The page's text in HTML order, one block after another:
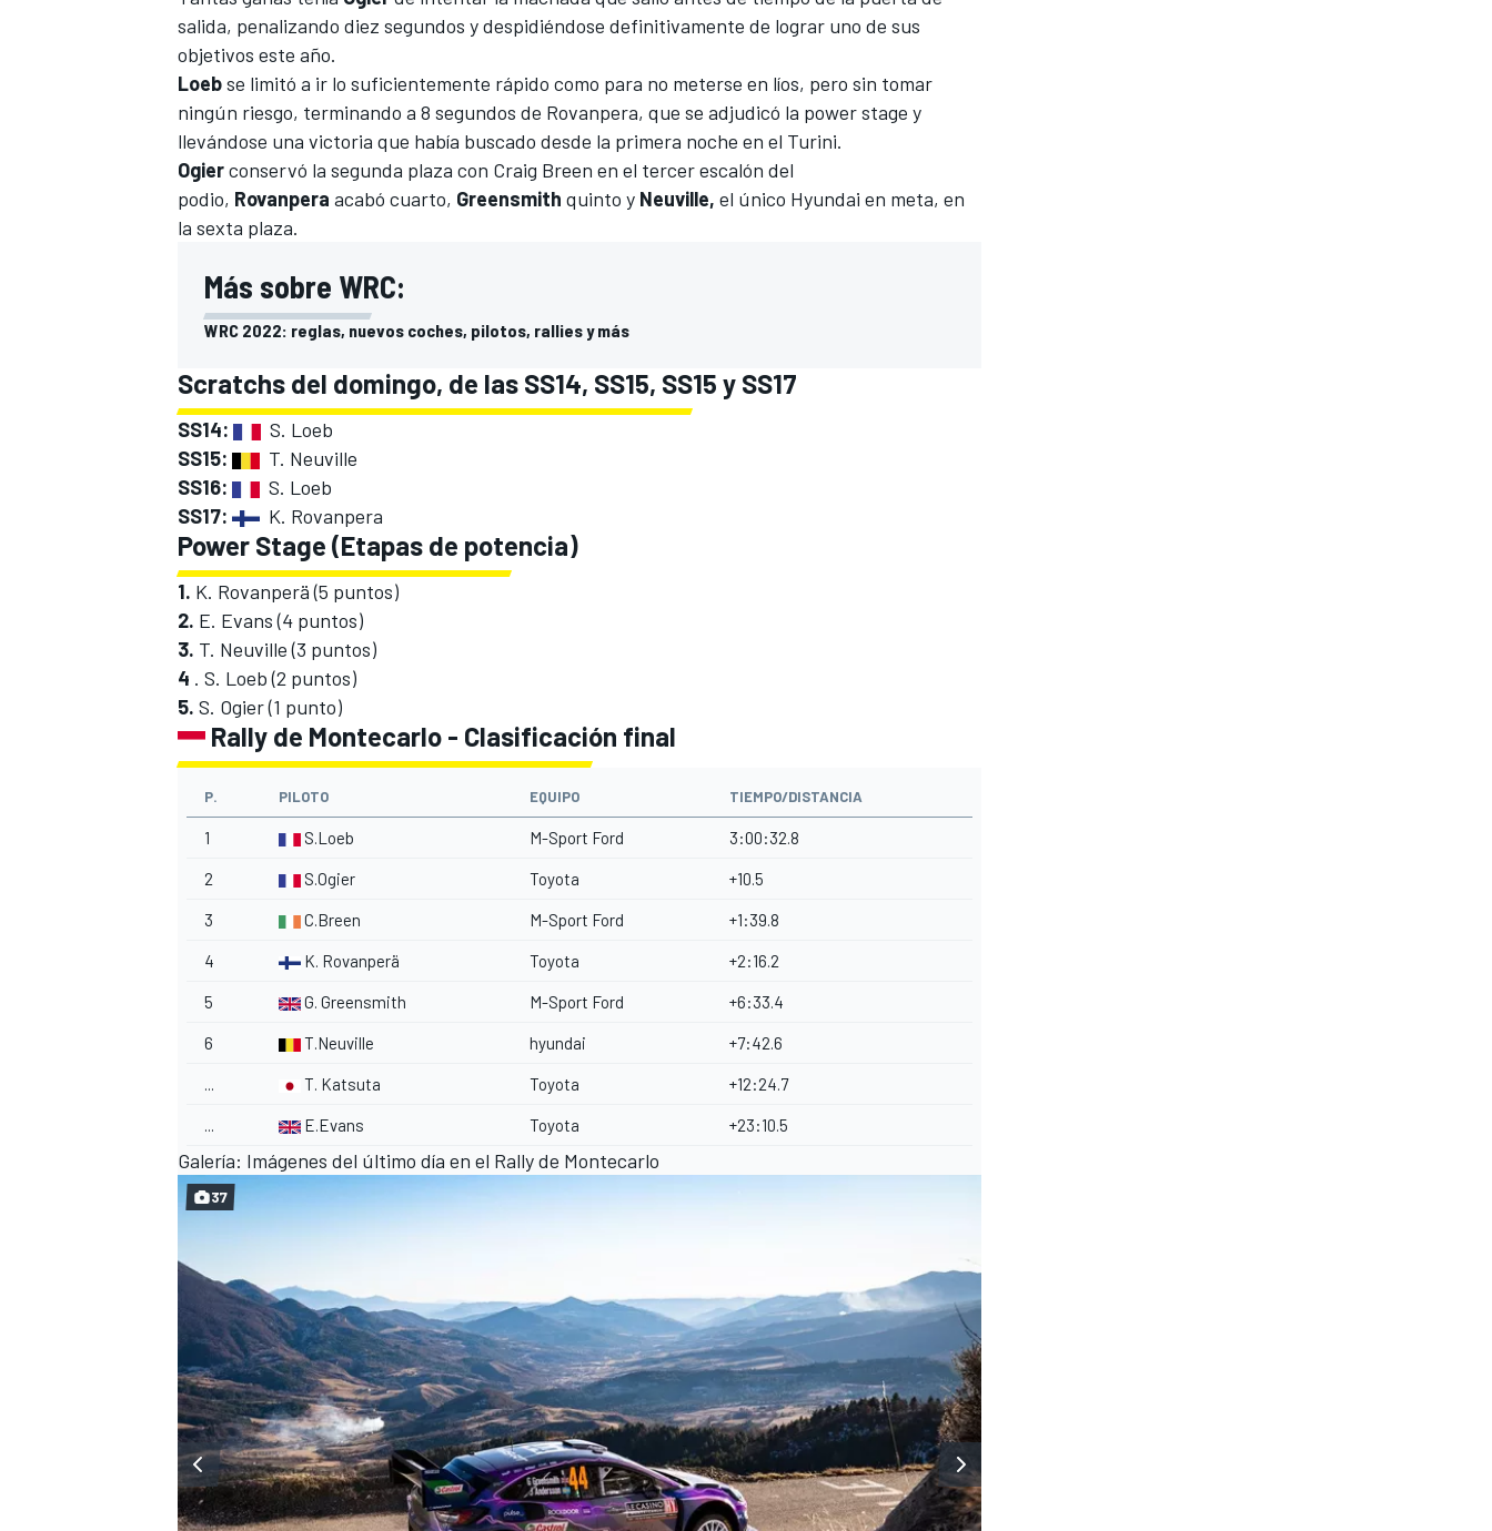
salida, penalizando diez segundos y despidiéndose definitivamente de lograr uno de sus
objetivos este año.
Loebse limitó a ir lo suficientemente rápido como para no meterse en líos, pero sin tomar
ningún riesgo, terminando a 8 segundos de Rovanpera, que se adjudicó la power stage y
llevándose una victoria que había buscado desde la primera noche en el Turini.
Ogierconservó la segunda plaza con Craig Breen en el tercer escalón del
podio, Rovanpera acabó cuarto, Greensmith quinto y Neuville, el único Hyundai en meta, en
la sexta plaza.
Más sobre WRC:
WRC 2022: reglas, nuevos coches, pilotos, rallies y más
Scratchs del domingo, de las SS14, SS15, SS15 y SS17
SS14:
S. Loeb
SS15:
T. Neuville
SS16:
S. Loeb
SS17:
K. Rovanpera
Power Stage (Etapas de potencia)
1. K. Rovanperä (5 puntos)
2. E. Evans (4 puntos)
3. T. Neuville (3 puntos)
4 . S. Loeb (2 puntos)
5. S. Ogier (1 punto)
Rally de Montecarlo - Clasificación final
P. PILOTO EQUIPO TIEMPO/DISTANCIA
1 S.Loeb M-Sport Ford 3:00:32.8
2 S.Ogier Toyota +10.5
3 C.Breen M-Sport Ford +1:39.8
4 K. Rovanperä Toyota +2:16.2
5 G. Greensmith M-Sport Ford +6:33.4
6 T.Neuville hyundai +7:42.6
... T. Katsuta Toyota +12:24.7
... E.Evans Toyota +23:10.5
Galería: Imágenes del último día en el Rally de Montecarlo
37